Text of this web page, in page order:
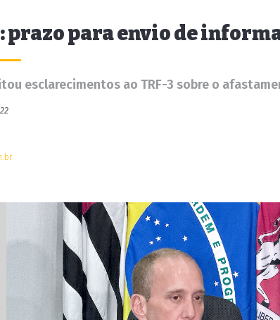
prazo para envio de
esclarecimentos ao TRF-3 sobre o